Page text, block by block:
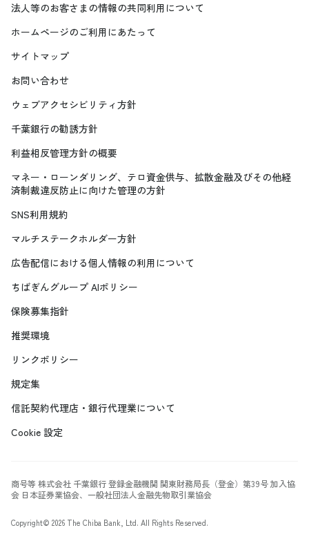
法人等のお客さまの情報の共同利用について
ホームページのご利用にあたって
サイトマップ
お問い合わせ
ウェブアクセシビリティ方針
千葉銀行の勧誘方針
利益相反管理方針の概要
マネー・ローンダリング、テロ資金供与、拡散金融及びその他経
済制裁違反防止に向けた管理の方針
SNS利用規約
マルチステークホルダー方針
広告配信における個人情報の利用について
ちばぎんグループ AIポリシー
保険募集指針
推奨環境
リンクポリシー
規定集
信託契約代理店・銀行代理業について
Cookie 設定
商号等 株式会社 千葉銀行 登録金融機関 関東財務局長（登金）第39号 加入協
会 日本証券業協会、一般社団法人金融先物取引業協会
Copyright© 2026 The Chiba Bank, Ltd. All Rights Reserved.